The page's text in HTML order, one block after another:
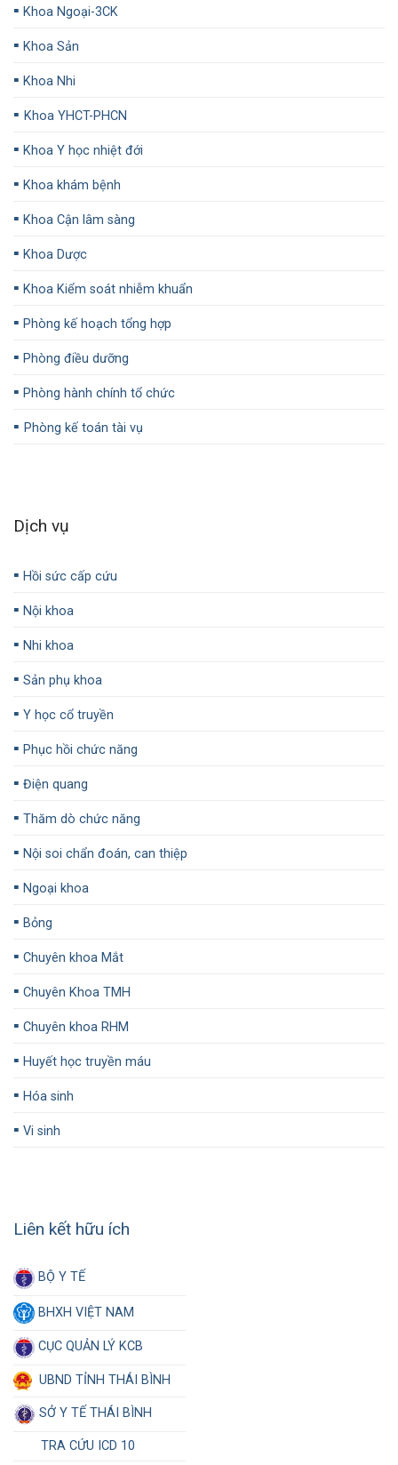
▪️ Khoa Ngoại-3CK
▪️ Khoa Sản
▪️ Khoa Nhi
▪️ Khoa YHCT-PHCN
▪️ Khoa Y học nhiệt đới
▪️ Khoa khám bệnh
▪️ Khoa Cận lâm sàng
▪️ Khoa Dược
▪️ Khoa Kiểm soát nhiễm khuẩn
▪️ Phòng kế hoạch tổng hợp
▪️ Phòng điều dưỡng
▪️ Phòng hành chính tổ chức
▪️ Phòng kế toán tài vụ
Dịch vụ
▪️ Hồi sức cấp cứu
▪️ Nội khoa
▪️ Nhi khoa
▪️ Sản phụ khoa
▪️ Y học cổ truyền
▪️ Phục hồi chức năng
▪️ Điện quang
▪️ Thăm dò chức năng
▪️ Nội soi chẩn đoán, can thiệp
▪️ Ngoại khoa
▪️ Bỏng
▪️ Chuyên khoa Mắt
▪️ Chuyên Khoa TMH
▪️ Chuyên khoa RHM
▪️ Huyết học truyền máu
▪️ Hóa sinh
▪️ Vi sinh
Liên kết hữu ích
BỘ Y TẾ
BHXH VIỆT NAM
CỤC QUẢN LÝ KCB
UBND TỈNH THÁI BÌNH
SỞ Y TẾ THÁI BÌNH
TRA CỨU ICD 10